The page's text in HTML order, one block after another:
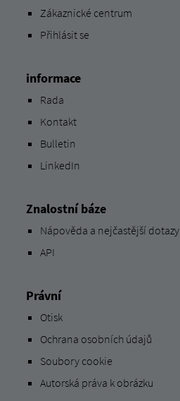
Zákaznické centrum
Přihlásit se
informace
Rada
Kontakt
Bulletin
LinkedIn
Znalostní báze
Nápověda a nejčastější dotazy
API
Právní
Otisk
Ochrana osobních údajů
Soubory cookie
Autorská práva k obrázku